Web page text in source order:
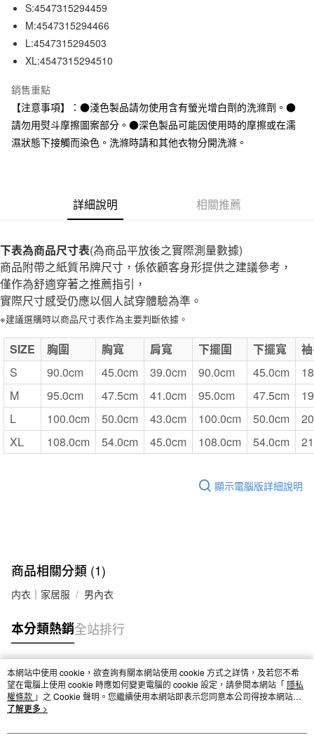
臺灣中小企業銀行
匯豐（台灣）商業銀行
聯邦商業銀行
元大商業銀行
台新國際商業銀行
台灣樂天信用卡公司
Apple Pay
街口支付
悠遊付
運送方式
全家取貨付款
每筆NT$65，滿NT$1,000(含以上)免運費
付款後7-11取貨
每筆NT$65，滿NT$1,000(含以上)免運費
宅配
每筆NT$150，滿NT$2,000(含以上)免運費
無印良品門市自取
免運費
S:4547315294459
M:4547315294466
L:4547315294503
XL:4547315294510
銷售重點
【注意事項】：●淺色製品請勿使用含有螢光增白劑的洗滌劑。●
請勿用熨斗摩擦圖案部分。●深色製品可能因使用時的摩擦或在濡
濕狀態下接觸而染色。洗滌時請和其他衣物分開洗滌。
詳細說明 相關推薦
下表為商品尺寸表(為商品平放後之實際測量數據)
商品附帶之紙質吊牌尺寸，係依顧客身形提供之建議參考，
僅作為舒適穿著之推薦指引，
實際尺寸感受仍應以個人試穿體驗為準。
※建議選購時以商品尺寸表作為主要判斷依據。
SIZE 胸圍 胸寬 肩寬 下擺圍 下擺寬
S
90.0cm 45.0cm 39.0cm 90.0cm 45.0cm
M
95.0cm 47.5cm 41.0cm 95.0cm 47.5cm
L
100.0cm 50.0cm 43.0cm 100.0cm 50.0cm
XL
108.0cm 54.0cm 45.0cm 108.0cm 54.0cm
顯示電腦版詳細說明
商品相關分類 (1)
内衣｜家居服 男內衣
本分類熱銷全站排行
熱門標籤
本網站中使用 cookie，欲查詢有關本網站使用 cookie 方式之詳情，及若您不希
望在電腦上使用 cookie 時應如何變更電腦的 cookie 設定，請參閱本網站「 隱私
權條款 」之 Cookie 聲明。您繼續使用本網站即表示您同意本公司得按本網站使
用條款之 Cookie 聲明使用 cookie。
了解更多 >